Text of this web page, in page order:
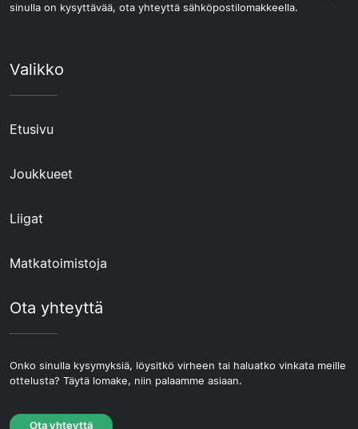
sinulla on kysyttävää, ota yhteyttä sähköpostilomakkeella.
Valikko
Etusivu
Joukkueet
Liigat
Matkatoimistoja
Ota yhteyttä
Onko sinulla kysymyksiä, löysitkö virheen tai haluatko vinkata meille
ottelusta? Täytä lomake, niin palaamme asiaan.
Ota yhteyttä